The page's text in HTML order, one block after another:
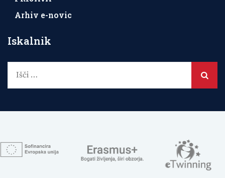
Arhiv e-novic
Iskalnik